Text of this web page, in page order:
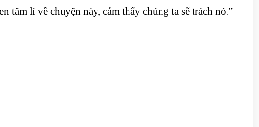
tâm lí về chuyện này, cảm thấy chúng ta sẽ trách nó.”